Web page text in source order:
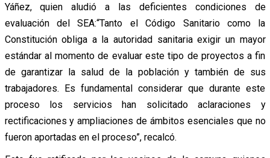
Yáñez, quien aludió a las deficientes condiciones de
evaluación del SEA:“Tanto el Código Sanitario como la
Constitución obliga a la autoridad sanitaria exigir un mayor
estándar al momento de evaluar este tipo de proyectos a fin
de garantizar la salud de la población y también de sus
trabajadores. Es fundamental considerar que durante este
proceso los servicios han solicitado aclaraciones y
rectificaciones y ampliaciones de ámbitos esenciales que no
fueron aportadas en el proceso”, recalcó.